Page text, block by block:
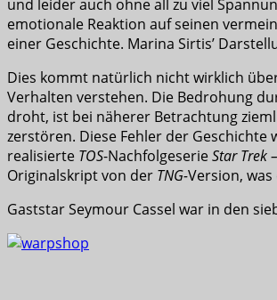
und leider auch ohne all zu viel
emotionale Reaktion auf seinen
einer Geschichte. Marina Sirtis’
Dies kommt natürlich nicht wirklich
Verhalten verstehen. Die Bedrohung
droht, ist bei näherer Betrachtung
zerstören. Diese Fehler der
realisierte TOS-NachfolgeserieStar Trek
Originalskript von der TNG-Version,
Gaststar Seymour Cassel war in den